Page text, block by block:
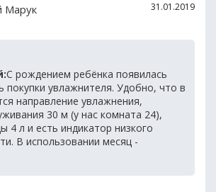
Марук 31.01.2019
С рождением ребёнка появилась
покупки увлажнителя. Удобно, что в
направление увлажнения,
30 м (у нас комната 24),
4 л и есть индикатор низкого
В использовании месяц -